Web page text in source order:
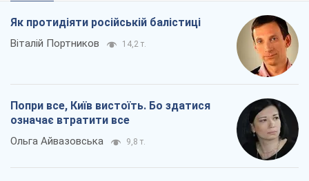
Як протидіяти російській балістиці
Віталій Портников 14,2 т.
Попри все, Київ вистоїть. Бо здатися
означає втратити все
Ольга Айвазовська 9,8 т.